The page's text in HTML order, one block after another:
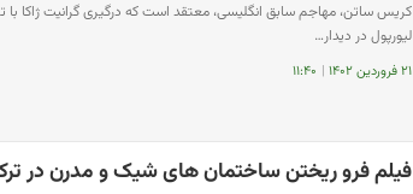
کریس ساتن، مهاجم سابق انگلیسی، معتقد است که درگیری گرانیت ژاکا با
لیورپول در دیدار…
۲۱ فروردین ۱۴۰۲ | ۱۱:۴۰
فیلم فرو ریختن ساختمان های شیک و مدرن در